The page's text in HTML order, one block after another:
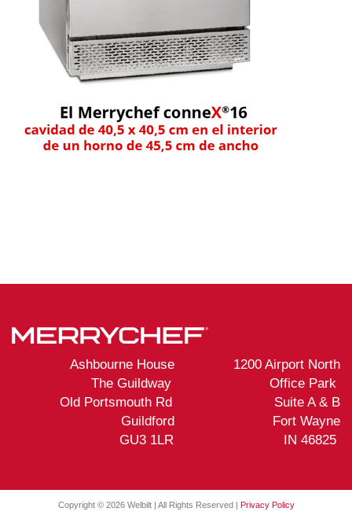
Ashbourne House 1200 Airport North
The Guildway Office Park
Old Portsmouth Rd Suite A & B
Guildford Fort Wayne
GU3 1LR IN 46825
Copyright © 2026 Welbilt | All Rights Reserved | Privacy Policy